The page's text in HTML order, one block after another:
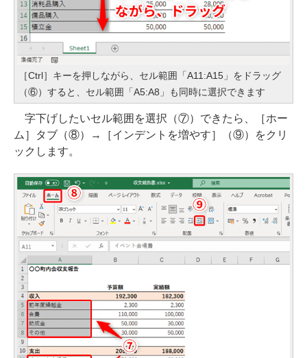
［Ctrl］キーを押しながら、セル範囲「A11:A15」をドラッグ
（⑥）すると、セル範囲「A5:A8」も同時に選択できます
字下げしたいセル範囲を選択（⑦）できたら、［ホー
ム］タブ（⑧）→［インデントを増やす］（⑨）をクリ
ックします。